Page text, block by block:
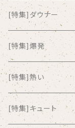
all about paradise
ALL ITEM 10 TIMES
Amia Calva
Amsterdamned
[特集]ダウナー
[特集]爆発
[特集]熱い
[特集]キュート